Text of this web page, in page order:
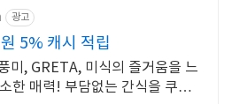
광고
5% 캐시 적립
미, GRETA, 미식의 즐거움을 느
한 매력! 부담없는 간식을 쿠팡